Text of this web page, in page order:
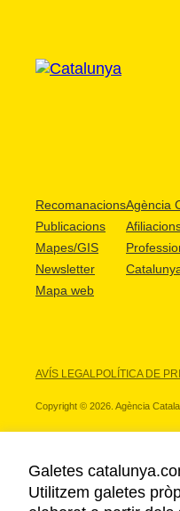
Recomanacions
Publicacions
Mapes/GIS
Newsletter
Mapa web
Agència
AVÍS LEGALPOLÍTICA DE
Copyright © 2026. Agència
ELS NOSTRES
Galetes
Utilitzem galetes